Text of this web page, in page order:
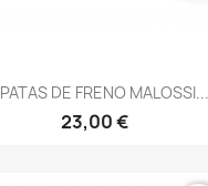
Vista rápida
DE FRENO MALOSSI...
23,00 €